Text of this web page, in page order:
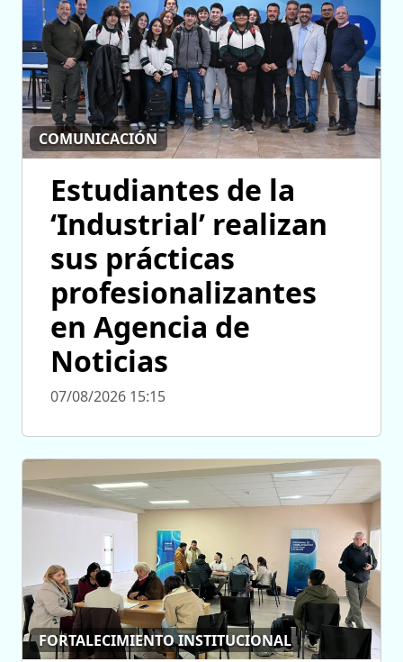
COMUNICACIÓN
Estudiantes de la
‘Industrial’ realizan
sus prácticas
profesionalizantes
en Agencia de
Noticias
07/08/2026 15:15
FORTALECIMIENTO INSTITUCIONAL